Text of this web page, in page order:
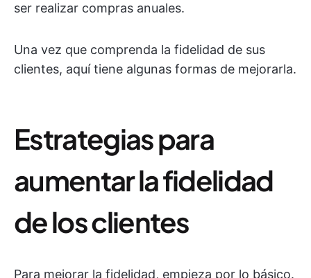
ser realizar compras anuales.
Una vez que comprenda la fidelidad de sus
clientes, aquí tiene algunas formas de mejorarla.
Estrategias para
aumentar la fidelidad
de los clientes
Para mejorar la fidelidad, empieza por lo básico.